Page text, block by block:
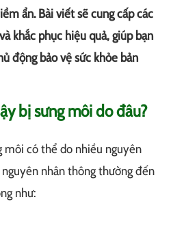
ẩn. Bài viết sẽ cung cấp các
khắc phục hiệu quả, giúp bạn
động bảo vệ sức khỏe bản
bị sưng môi do đâu?
môi có thể do nhiều nguyên
nhân thông thường đến
như: